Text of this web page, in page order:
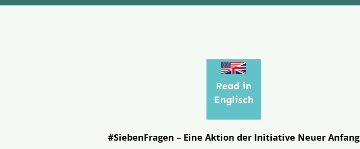
Read in
Englisch
#SiebenFragen – Eine Aktion der Initiative Neuer Anfang